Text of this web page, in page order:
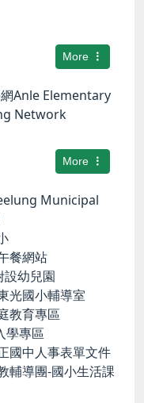
More
Anle Elementary
Network
More
Municipal
餐網站
幼兒園
光國小輔導室
教育專區
學專區
國中人事表單文件
輔導團-國小生活課